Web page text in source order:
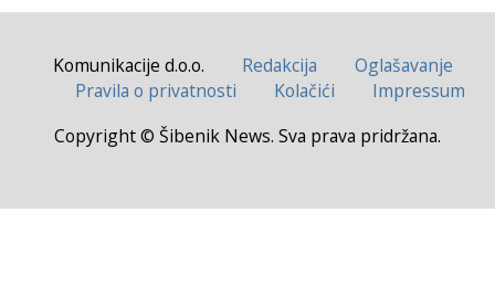
Komunikacije d.o.o. Redakcija
Oglašavanje
Pravila o privatnosti
Kolačići
Impressum
Copyright © Šibenik News. Sva prava pridržana.